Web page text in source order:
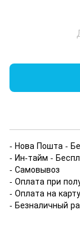
- Нова Пошта -
- Ин-тайм -
- Самовывоз
- Оплата при
- Оплата на
- Безналичный